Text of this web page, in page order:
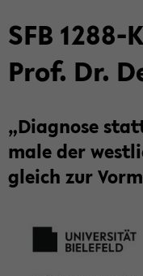
SFB
Prof. Dr.
„Dia­gno­se
ma­le der
gleich zur